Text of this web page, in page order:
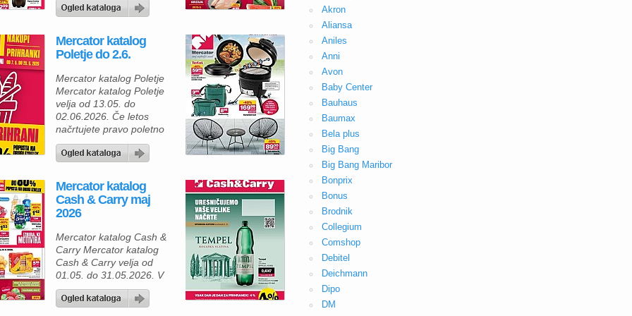
nova ponudba iz kataloga
navdušila. Tokrat vas
čakajo veliki prihranki pri
mesu, pijači, sladicah in
izdelkih za vsakdanjo
uporabo, zato lahko brez
težav pripravite odlično
družinsko kosilo ali piknik.
Za […]
Mercator katalog
Poletje do 2.6.
Mercator katalog Poletje
Mercator katalog Poletje
velja od 13.05. do
02.06.2026. Če letos
načrtujete pravo poletno
druženje na vrtu, terasi ali
vikendu, vas bo aktualna
izdelkov za žar in
kampiranje zagotovo
navdušila. V ;ercator
katalogu najdete odlične
sproščeno druženje ter
udobno uživanje na
prostem – vse po zelo
ugodnih […]
Mercator katalog
Cash & Carry maj
2026
Mercator katalog Cash &
Carry Mercator katalog
Cash & Carry velja od
01.05. do 31.05.2026. V
Mercator katalogu najdete
zelo raznoliko in cenovno
Akron
Aliansa
Aniles
Anni
Avon
Baby Center
Bauhaus
Baumax
Bela plus
Big Bang
Big Bang Maribor
Bonprix
Bonus
Brodnik
Collegium
Comshop
Debitel
Deichmann
Dipo
DM